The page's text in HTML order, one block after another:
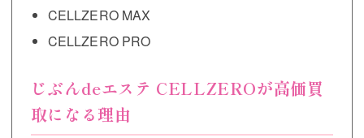
CELLZERO MAX
CELLZERO PRO
じぶんdeエステ CELLZEROが高価買
取になる理由